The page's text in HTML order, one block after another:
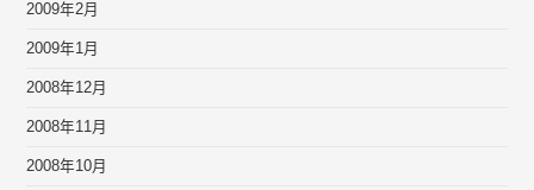
2009年2月
2009年1月
2008年12月
2008年11月
2008年10月